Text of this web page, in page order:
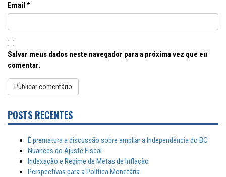
Email *
Salvar meus dados neste navegador para a próxima vez que eu
comentar.
POSTS RECENTES
É prematura a discussão sobre ampliar a Independência do BC
Nuances do Ajuste Fiscal
Indexação e Regime de Metas de Inflação
Perspectivas para a Política Monetária